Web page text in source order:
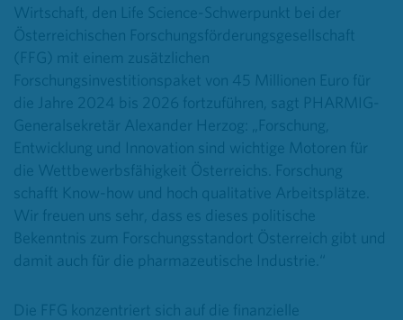
Wirtschaft, den Life Science-Schwerpunkt bei der
Österreichischen Forschungsförderungsgesellschaft
(FFG) mit einem zusätzlichen
Forschungsinvestitionspaket von 45 Millionen Euro für
die Jahre 2024 bis 2026 fortzuführen, sagt PHARMIG-
Generalsekretär Alexander Herzog: „Forschung,
Entwicklung und Innovation sind wichtige Motoren für
die Wettbewerbsfähigkeit Österreichs. Forschung
schafft Know-how und hoch qualitative Arbeitsplätze.
Wir freuen uns sehr, dass es dieses politische
Bekenntnis zum Forschungsstandort Österreich gibt und
damit auch für die pharmazeutische Industrie.“
Die FFG konzentriert sich auf die finanzielle